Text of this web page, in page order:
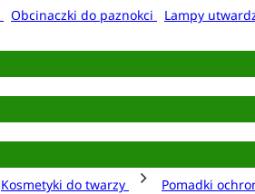
Obcinaczki do paznokci Lampy
Kosmetyki do twarzy Pomadki